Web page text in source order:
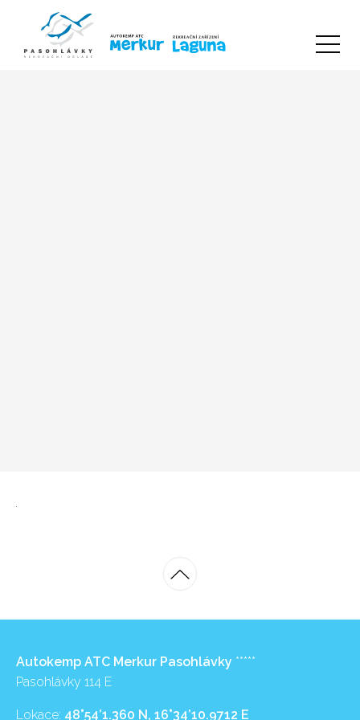
Autokemp ATC Merkur Pasohlávky *****
Pasohlávky 114 E
Lokace: 48°54’1.360 N, 16°34’10.9712 E